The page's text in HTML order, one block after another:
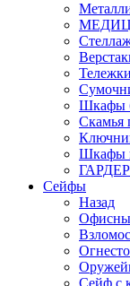
Шкафы
Скамья
Шкафы
Сейфы
Назад
Сейф с